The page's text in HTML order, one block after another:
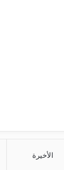
الأخيرة